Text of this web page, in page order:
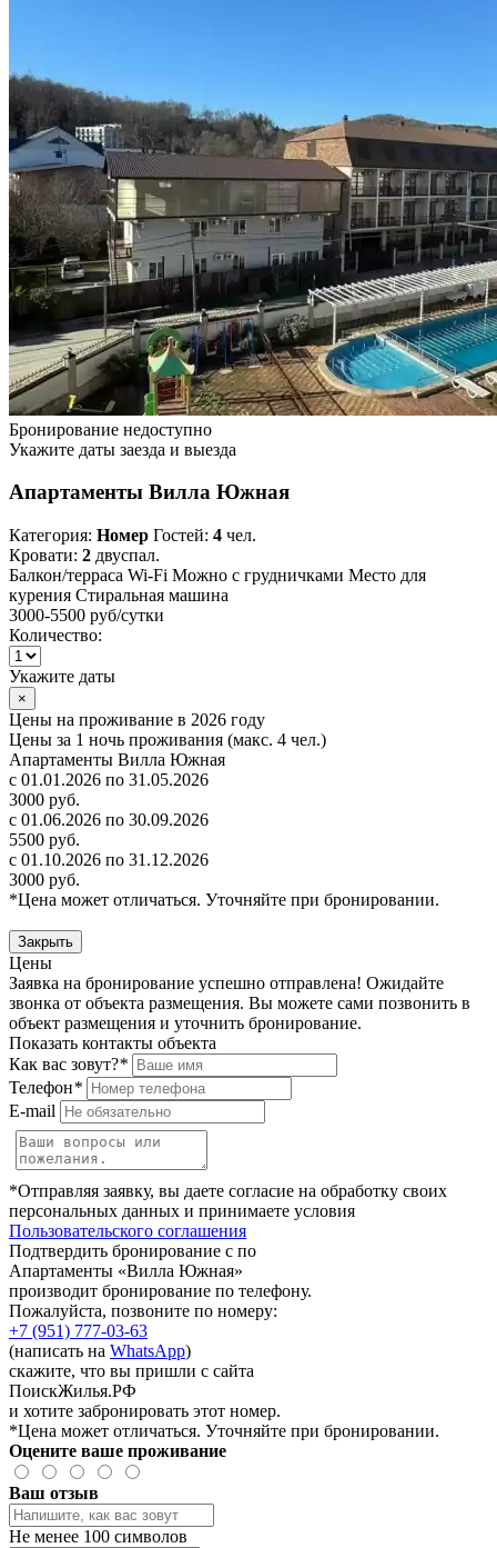
Бронирование недоступно
Укажите даты заезда и выезда
Апартаменты Вилла Южная
Категория: Номер Гостей: 4 чел.
Кровати: 2 двуспал.
Балкон/терраса Wi-Fi Можно с грудничками Место для
курения Стиральная машина
3000-5500 руб/сутки
Количество:
Укажите даты
×
Цены на проживание в 2026 году
Цены за 1 ночь проживания (макс. 4 чел.)
Апартаменты Вилла Южная
с 01.01.2026 по 31.05.2026
3000 руб.
с 01.06.2026 по 30.09.2026
5500 руб.
с 01.10.2026 по 31.12.2026
3000 руб.
*Цена может отличаться. Уточняйте при бронировании.
Закрыть
Цены
Заявка на бронирование успешно отправлена! Ожидайте
звонка от объекта размещения. Вы можете сами позвонить в
объект размещения и уточнить бронирование.
Показать контакты объекта
Как вас зовут?*
Телефон*
E-mail
*Отправляя заявку, вы даете согласие на обработку своих
персональных данных и принимаете условия
Пользовательского соглашения
Подтвердить бронирование с по
Апартаменты «Вилла Южная»
производит бронирование по телефону.
Пожалуйста, позвоните по номеру:
+7 (951) 777-03-63
(написать на WhatsApp)
скажите, что вы пришли с сайта
ПоискЖилья.РФ
и хотите забронировать этот номер.
*Цена может отличаться. Уточняйте при бронировании.
Оцените ваше проживание
Ваш отзыв
Не менее 100 символов